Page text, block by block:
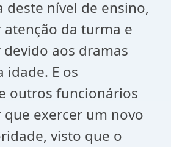
deste nível de ensino,
atenção da turma e
aos dramas
idade. E os
outros funcionários
que exercer um novo
visto que o